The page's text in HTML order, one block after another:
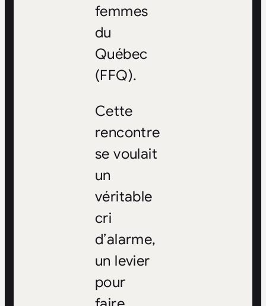
femmes
du
Québec
(FFQ).
Cette
rencontre
se voulait
un
véritable
cri
d’alarme,
un levier
pour